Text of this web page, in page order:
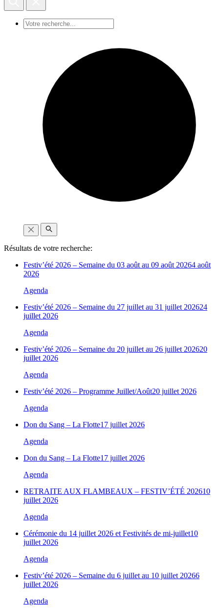
Résultats de votre recherche:
Festiv’été 2026 – Semaine du 03 août au 09 août 20264 août
2026
Agenda
Festiv’été 2026 – Semaine du 27 juillet au 31 juillet 202624
juillet 2026
Agenda
Festiv’été 2026 – Semaine du 20 juillet au 26 juillet 202620
juillet 2026
Agenda
Festiv’été 2026 – Programme Juillet/Août20 juillet 2026
Agenda
Don du Sang – La Flotte17 juillet 2026
Agenda
Don du Sang – La Flotte17 juillet 2026
Agenda
RETRAITE AUX FLAMBEAUX – FESTIV’ÉTÉ 202610
juillet 2026
Agenda
Cérémonie du 14 juillet 2026 et Festivités de mi-juillet10
juillet 2026
Agenda
Festiv’été 2026 – Semaine du 6 juillet au 10 juillet 20266
juillet 2026
Agenda